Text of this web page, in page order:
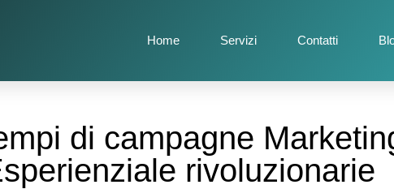
Home Servizi Contatti
di campagne
rivoluzionarie